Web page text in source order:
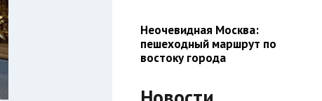
Неочевидная Москва:
пешеходный маршрут по
востоку города